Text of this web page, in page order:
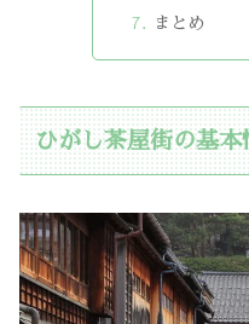
まとめ
ひがし茶屋街の基本